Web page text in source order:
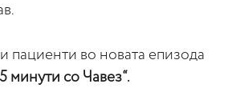
пациенти во новата епизода
минути со Чавез“.